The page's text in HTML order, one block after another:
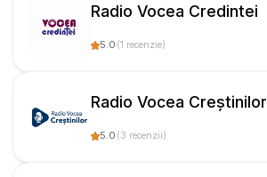
Radio Vocea Credintei
5.0 (1 recenzie)
Radio Vocea Creștinilor
5.0 (3 recenzii)